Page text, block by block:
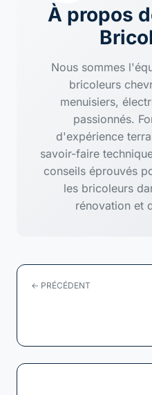
À propos
Nous sommes
bricoleurs
menuisiers,
passionnés.
d'expérience
savoir-faire
conseils éprouvés
les bricoleurs
rénovation et
← PRÉCÉDENT